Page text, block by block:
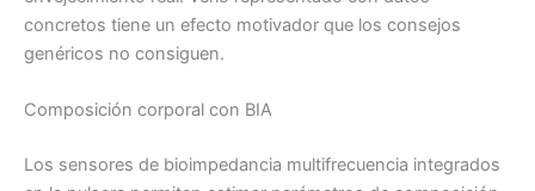
concretos tiene un efecto motivador que los consejos
genéricos no consiguen.
Composición corporal con BIA
Los sensores de bioimpedancia multifrecuencia integrados